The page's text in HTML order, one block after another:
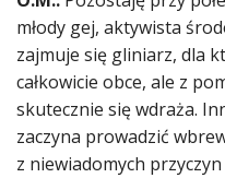
młody gej, aktywista
zajmuje się gliniarz, dla
całkowicie obce, ale z
skutecznie się wdraża.
zaczyna prowadzić
z niewiadomych